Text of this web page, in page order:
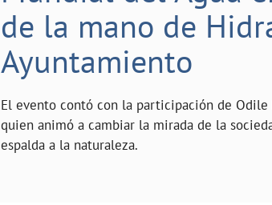
de la mano de
Ayuntamiento
El evento contó con la participación de Odile
quien animó a cambiar la mirada de la
espalda a la naturaleza.